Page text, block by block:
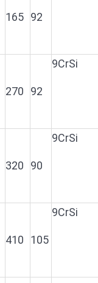
165 92
270 92
9CrSi
320 90
9CrSi
410 105
9CrSi